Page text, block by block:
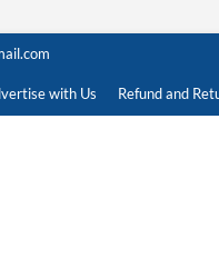
with Us Refund and